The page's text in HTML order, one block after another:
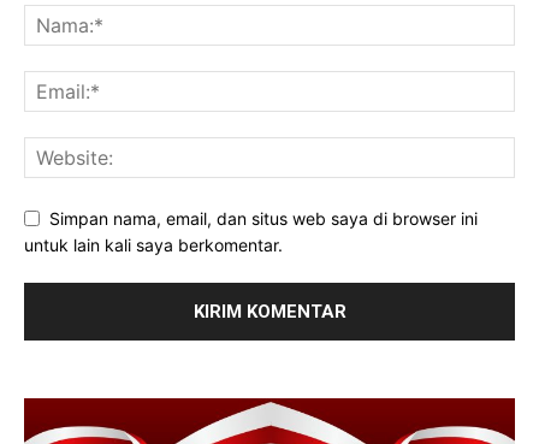
Simpan nama, email, dan situs web saya di browser ini
untuk lain kali saya berkomentar.